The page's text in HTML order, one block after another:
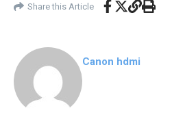
Share this Article
Canon hdmi